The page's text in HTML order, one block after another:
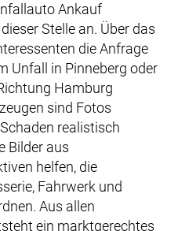
Ankauf
Stelle an. Über das
die Anfrage
Unfall in Pinneberg oder
Hamburg
sind Fotos
realistisch
Bilder aus
helfen, die
Fahrwerk und
Aus allen
ein marktgerechtes